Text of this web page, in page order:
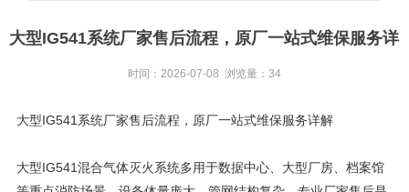
大型IG541系统厂家售后流程，原厂一站式维保服务详
时间：2026-07-08 浏览量：34
大型IG541系统厂家售后流程，原厂一站式维保服务详解
大型IG541混合气体灭火系统多用于数据中心、大型厂房、档案馆